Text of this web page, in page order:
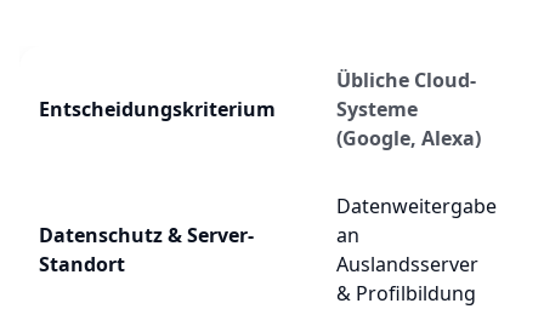
Entscheidungskriterium
Übliche Cloud-
Systeme
(Google, Alexa)
Datenschutz & Server-
Standort
Datenweitergabe
an
Auslandsserver
& Profilbildung